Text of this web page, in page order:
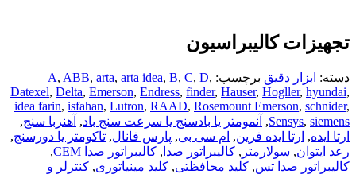
تجهیزات کالیبراسیون
دسته: ابزار دقیق برچسب: A, ABB, arta, arta idea, B, C, D,
Datexel, Delta, Emerson, Endress, finder, Hauser, Hogller, hyundai,
idea farin, isfahan, Lutron, RAAD, Rosemount Emerson, schnider,
Sensys, siemens
, آنمومتر یا بادسنج یا سرعت سنج باد, آهنربا سنج,
ارتا ایده, ارتا ایده فرین, ام سی بی, پارس فانال, تاکومتر یا دورسنج,
رعد ایتوان, سولارمتر , کالیبراتور صدا , کالیبراتور صدا CEM
,
کالیبراتور صدا تس, کلید محافظتی, کلید مینیاتوری, کنترلر و